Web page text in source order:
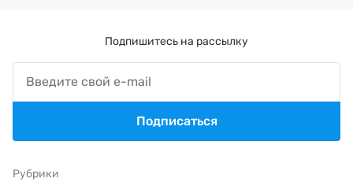
Рубрики
Подпишитесь на рассылку
Подписаться